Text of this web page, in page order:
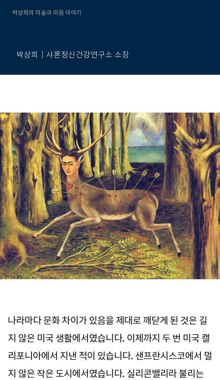
박상희의 미술과 마음 이야기
박상희｜샤론정신건강연구소 소장
나라마다 문화 차이가 있음을 제대로 깨닫게 된 것은 길
지 않은 미국 생활에서였습니다. 이제까지 두 번 미국 캘
리포니아에서 지낸 적이 있습니다. 샌프란시스코에서 멀
지 않은 작은 도시에서였습니다. 실리콘밸리라 불리는